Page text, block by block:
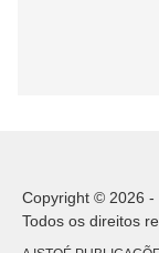
Copyright © 2026 -
Todos os direitos